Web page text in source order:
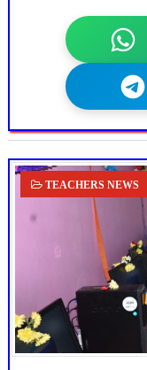
TEACHERS NEWS